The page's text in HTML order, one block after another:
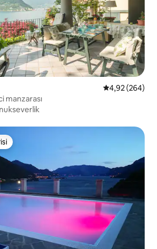
5 üzerinden
4,92 (264)
manzarası